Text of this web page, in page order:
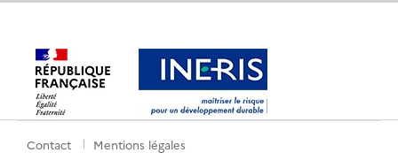
Contact Mentions légales